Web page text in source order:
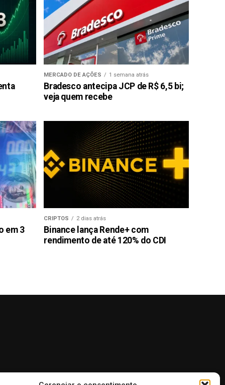
MERCADO DE AÇÕES 1 semana atrás
Bradesco antecipa JCP de R$ 6,5 bi;
veja quem recebe
em 3
CRIPTOS 2 dias atrás
Binance lança Rende+ com
rendimento de até 120% do CDI